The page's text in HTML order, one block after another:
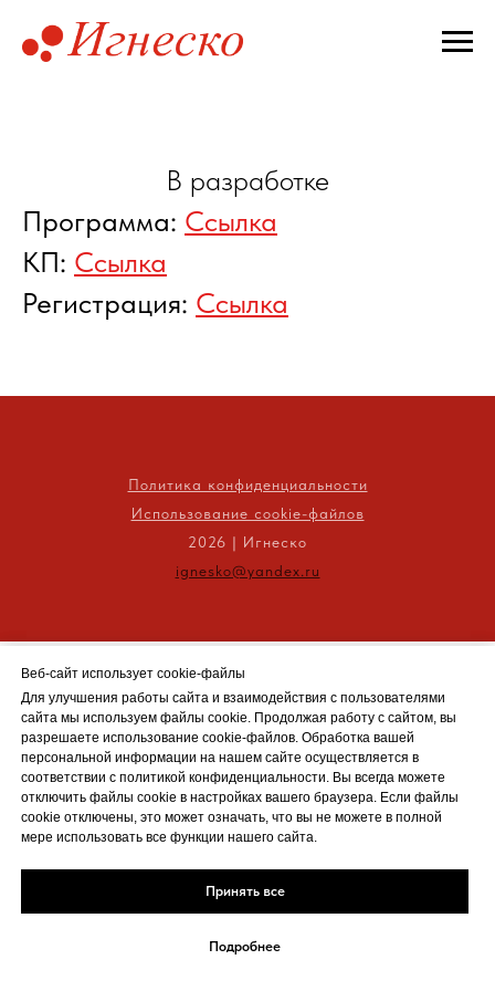
В разработке
Программа: Ссылка
КП: Ссылка
Регистрация: Ссылка
Политика конфиденциальности
Использование cookie-файлов
2026 | Игнеско
ignesko@yandex.ru
Веб-сайт использует cookie-файлы
Для улучшения работы сайта и взаимодействия с пользователями
сайта мы используем файлы cookie. Продолжая работу с сайтом, вы
разрешаете использование cookie-файлов. Обработка вашей
персональной информации на нашем сайте осуществляется в
соответствии с политикой конфиденциальности. Вы всегда можете
отключить файлы cookie в настройках вашего браузера. Если файлы
cookie отключены, это может означать, что вы не можете в полной
мере использовать все функции нашего сайта.
Принять все
Подробнее
Веб-сайт использует cookie-файлы
Для улучшения работы сайта и взаимодействия с пользователями
сайта мы используем файлы cookie. Продолжая работу с сайтом, вы
разрешаете использование cookie-файлов. Обработка вашей
персональной информации на нашем сайте осуществляется в
соответствии с политикой конфиденциальности. Вы всегда можете
отключить файлы cookie в настройках вашего браузера. Если файлы
cookie отключены, это может означать, что вы не можете в полной
мере использовать все функции нашего сайта.
Принять все
Подробнее